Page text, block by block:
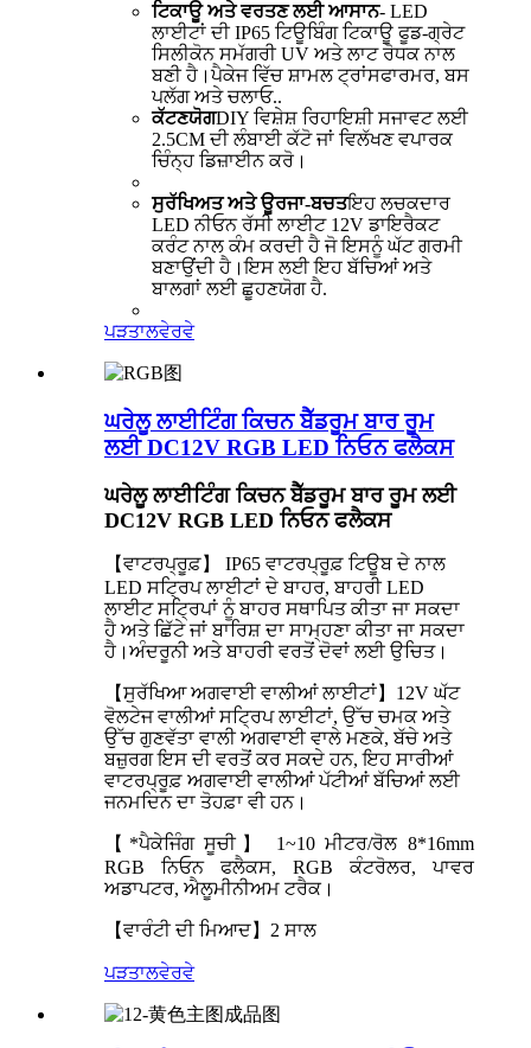
ਟਿਕਾਊ ਅਤੇ ਵਰਤਣ ਲਈ ਆਸਾਨ- LED
ਲਾਈਟਾਂ ਦੀ IP65 ਟਿਊਬਿੰਗ ਟਿਕਾਊ ਫੂਡ-ਗ੍ਰੇਟ
ਸਿਲੀਕੋਨ ਸਮੱਗਰੀ UV ਅਤੇ ਲਾਟ ਰੋਧਕ ਨਾਲ
ਬਣੀ ਹੈ।ਪੈਕੇਜ ਵਿੱਚ ਸ਼ਾਮਲ ਟ੍ਰਾਂਸਫਾਰਮਰ, ਬਸ
ਪਲੱਗ ਅਤੇ ਚਲਾਓ..
ਕੱਟਣਯੋਗDIY ਵਿਸ਼ੇਸ਼ ਰਿਹਾਇਸ਼ੀ ਸਜਾਵਟ ਲਈ
2.5CM ਦੀ ਲੰਬਾਈ ਕੱਟੋ ਜਾਂ ਵਿਲੱਖਣ ਵਪਾਰਕ
ਚਿੰਨ੍ਹ ਡਿਜ਼ਾਈਨ ਕਰੋ।
ਸੁਰੱਖਿਅਤ ਅਤੇ ਊਰਜਾ-ਬਚਤਇਹ ਲਚਕਦਾਰ
LED ਨੀਓਨ ਰੱਸੀ ਲਾਈਟ 12V ਡਾਇਰੈਕਟ
ਕਰੰਟ ਨਾਲ ਕੰਮ ਕਰਦੀ ਹੈ ਜੋ ਇਸਨੂੰ ਘੱਟ ਗਰਮੀ
ਬਣਾਉਂਦੀ ਹੈ।ਇਸ ਲਈ ਇਹ ਬੱਚਿਆਂ ਅਤੇ
ਬਾਲਗਾਂ ਲਈ ਛੂਹਣਯੋਗ ਹੈ.
ਪੜਤਾਲਵੇਰਵੇ
ਘਰੇਲੂ ਲਾਈਟਿੰਗ ਕਿਚਨ ਬੈੱਡਰੂਮ ਬਾਰ ਰੂਮ
ਲਈ DC12V RGB LED ਨਿਓਨ ਫਲੈਕਸ
ਘਰੇਲੂ ਲਾਈਟਿੰਗ ਕਿਚਨ ਬੈੱਡਰੂਮ ਬਾਰ ਰੂਮ ਲਈ
DC12V RGB LED ਨਿਓਨ ਫਲੈਕਸ
【ਵਾਟਰਪ੍ਰੂਫ਼】 IP65 ਵਾਟਰਪ੍ਰੂਫ਼ ਟਿਊਬ ਦੇ ਨਾਲ
LED ਸਟ੍ਰਿਪ ਲਾਈਟਾਂ ਦੇ ਬਾਹਰ, ਬਾਹਰੀ LED
ਲਾਈਟ ਸਟ੍ਰਿਪਾਂ ਨੂੰ ਬਾਹਰ ਸਥਾਪਿਤ ਕੀਤਾ ਜਾ ਸਕਦਾ
ਹੈ ਅਤੇ ਛਿੱਟੇ ਜਾਂ ਬਾਰਿਸ਼ ਦਾ ਸਾਮ੍ਹਣਾ ਕੀਤਾ ਜਾ ਸਕਦਾ
ਹੈ।ਅੰਦਰੂਨੀ ਅਤੇ ਬਾਹਰੀ ਵਰਤੋਂ ਦੋਵਾਂ ਲਈ ਉਚਿਤ।
【ਸੁਰੱਖਿਆ ਅਗਵਾਈ ਵਾਲੀਆਂ ਲਾਈਟਾਂ】12V ਘੱਟ
ਵੋਲਟੇਜ ਵਾਲੀਆਂ ਸਟ੍ਰਿਪ ਲਾਈਟਾਂ, ਉੱਚ ਚਮਕ ਅਤੇ
ਉੱਚ ਗੁਣਵੱਤਾ ਵਾਲੀ ਅਗਵਾਈ ਵਾਲੇ ਮਣਕੇ, ਬੱਚੇ ਅਤੇ
ਬਜ਼ੁਰਗ ਇਸ ਦੀ ਵਰਤੋਂ ਕਰ ਸਕਦੇ ਹਨ, ਇਹ ਸਾਰੀਆਂ
ਵਾਟਰਪ੍ਰੂਫ਼ ਅਗਵਾਈ ਵਾਲੀਆਂ ਪੱਟੀਆਂ ਬੱਚਿਆਂ ਲਈ
ਜਨਮਦਿਨ ਦਾ ਤੋਹਫ਼ਾ ਵੀ ਹਨ।
【*ਪੈਕੇਜਿੰਗ ਸੂਚੀ】 1~10 ਮੀਟਰ/ਰੋਲ 8*16mm
RGB ਨਿਓਨ ਫਲੈਕਸ, RGB ਕੰਟਰੋਲਰ, ਪਾਵਰ
ਅਡਾਪਟਰ, ਐਲੂਮੀਨੀਅਮ ਟਰੈਕ।
【ਵਾਰੰਟੀ ਦੀ ਮਿਆਦ】2 ਸਾਲ
ਪੜਤਾਲਵੇਰਵੇ